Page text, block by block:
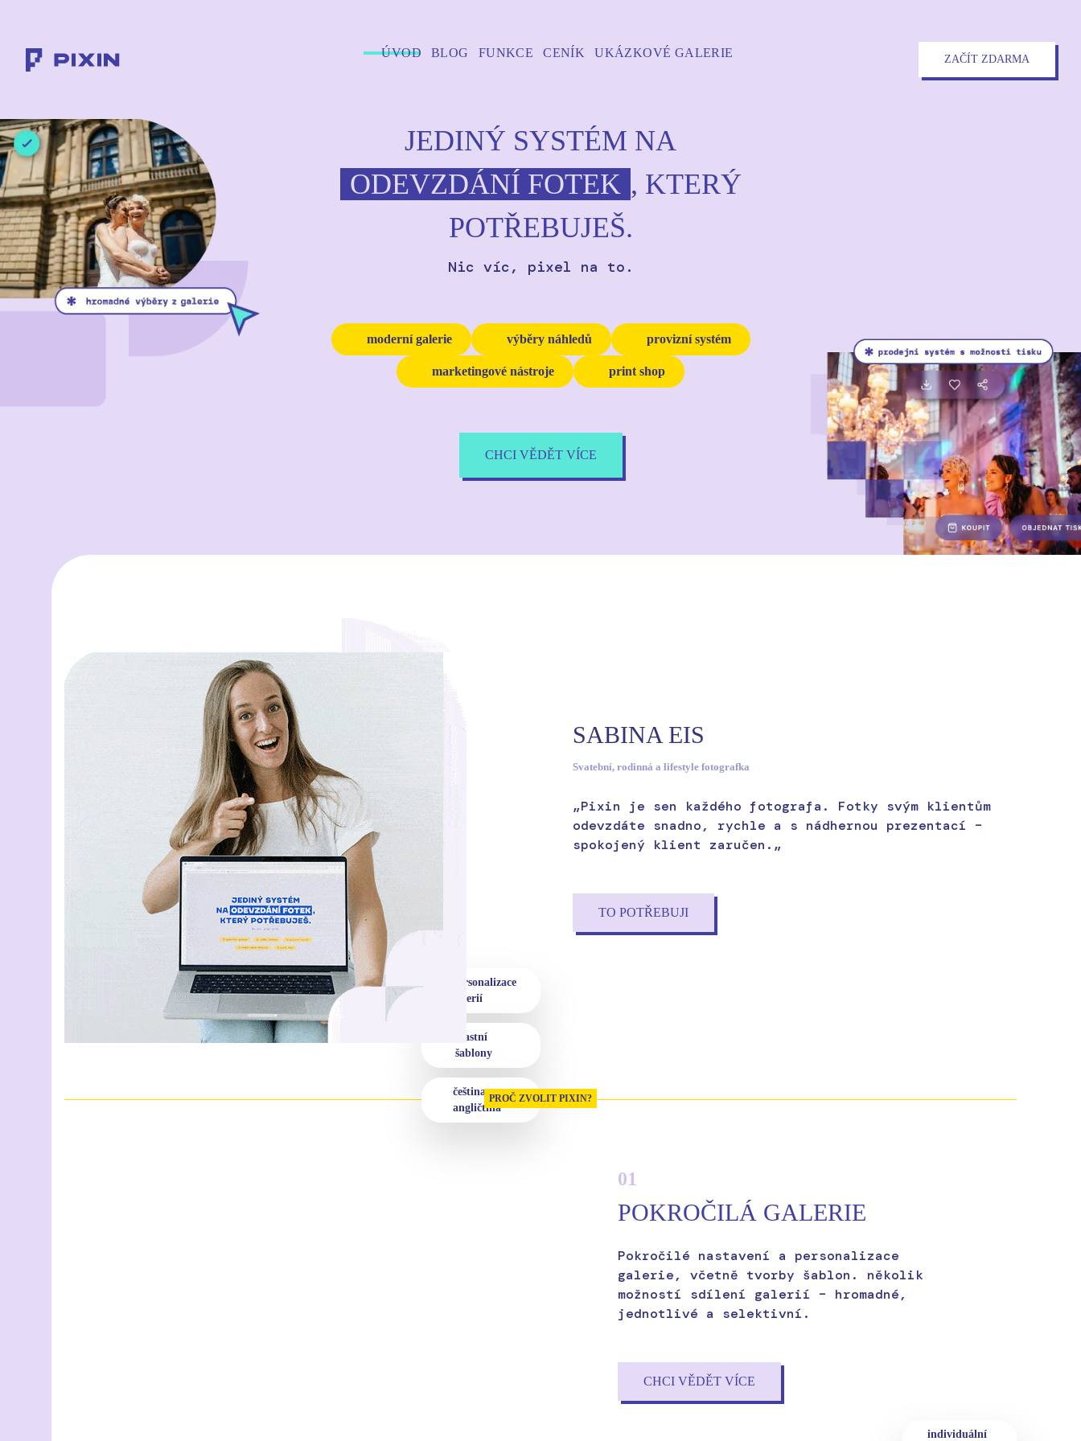
ÚVOD BLOG FUNKCE CENÍK UKÁZKOVÉ GALERIE ZAČÍT ZDARMA
JEDINÝ SYSTÉM NA
ODEVZDÁNÍ FOTEK , KTERÝ
POTŘEBUJEŠ.
Nic víc, pixel na to.
moderní galerie výběry náhledů provizní systém
marketingové nástroje print shop
CHCI VĚDĚT VÍCE
SABINA EIS
Svatební, rodinná a lifestyle fotografka
„Pixin je sen každého fotografa. Fotky svým klientům
odevzdáte snadno, rychle a s nádhernou prezentací –
spokojený klient zaručen.„
TO POTŘEBUJI
PROČ ZVOLIT PIXIN?
01
POKROČILÁ GALERIE
Pokročilé nastavení a personalizace
galerie, včetně tvorby šablon. několik
možností sdílení galerií – hromadné,
jednotlivé a selektivní.
CHCI VĚDĚT VÍCE
personalizace
galerií
vlastní
šablony
čeština a
angličtina
individuální